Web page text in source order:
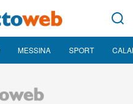
MESSINA SPORT